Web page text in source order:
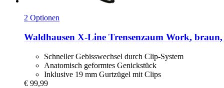
2 Optionen
Waldhausen X-​Line Trensenzaum Work,
Schneller Gebisswechsel durch Clip-System
Anatomisch geformtes Genickstück
Inklusive 19 mm Gurtzügel mit Clips
€ 99,99